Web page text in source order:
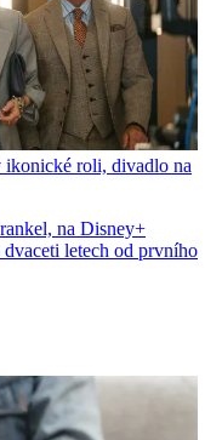
roli, divadlo na
na Disney+
letech od prvního